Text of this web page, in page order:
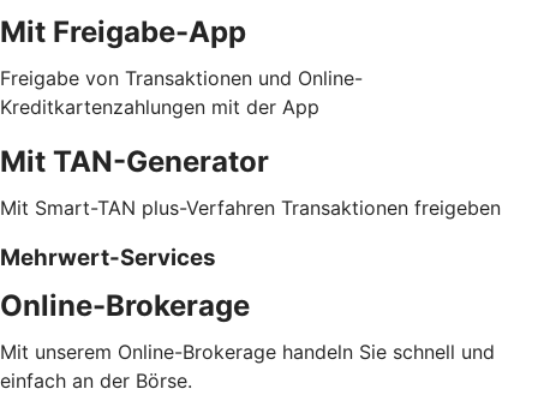
Mit Freigabe-App
Freigabe von Transaktionen und Online-
Kreditkartenzahlungen mit der App
Mit TAN-Generator
Mit Smart-TAN plus-Verfahren Transaktionen freigeben
Mehrwert-Services
Online-Brokerage
Mit unserem Online-Brokerage handeln Sie schnell und
einfach an der Börse.